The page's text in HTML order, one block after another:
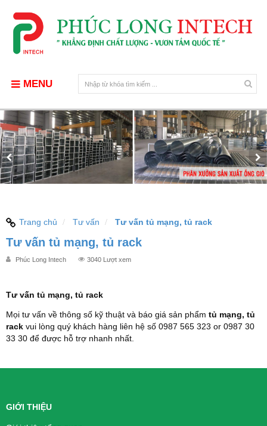
MENU
Trang chủ Tư vấn Tư vấn tủ mạng, tủ rack
Tư vấn tủ mạng, tủ rack
Phúc Long Intech 3040 Lượt xem
Tư vấn tủ mạng, tủ rack
Mọi tư vấn về thông số kỹ thuật và báo giá sản phẩm tủ mạng, tủ
rack vui lòng quý khách hàng liên hệ số 0987 565 323 or 0987 30
33 30 để được hỗ trợ nhanh nhất.
GIỚI THIỆU